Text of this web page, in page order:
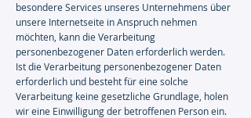
besondere Services unseres Unternehmens über
unsere Internetseite in Anspruch nehmen
möchten, kann die Verarbeitung
personenbezogener Daten erforderlich werden.
Ist die Verarbeitung personenbezogener Daten
erforderlich und besteht für eine solche
Verarbeitung keine gesetzliche Grundlage, holen
wir eine Einwilligung der betroffenen Person ein.